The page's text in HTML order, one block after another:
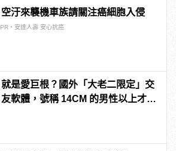
空汙來襲機車族請關注癌細胞入侵
PR・安達人壽 安心抗癌
就是愛巨根？國外「大老二限定」交
友軟體，號稱 14CM 的男性以上才給